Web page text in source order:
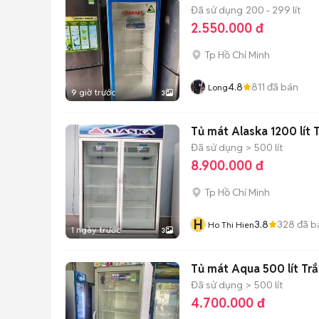
9 giờ trước 3
Đã sử dụng 200 - 299 lít
2.550.000 đ
Tp Hồ Chí Minh
Long4.8 811 đã bán
1 ngày trước 3
Tủ mát Alaska 1200 lít
Đã sử dụng > 500 lít
8.900.000 đ
Tp Hồ Chí Minh
H Ho Thi Hien3.8 328 đã
Tủ mát Aqua 500 lít
Đã sử dụng > 500 lít
4.700.000 đ